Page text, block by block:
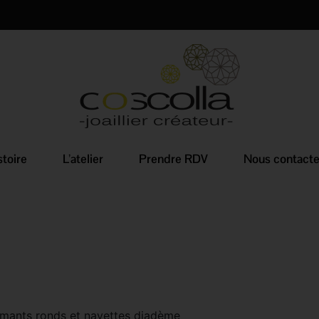
L’atelier Prendre RDV Nous
ronds et navettes diadème